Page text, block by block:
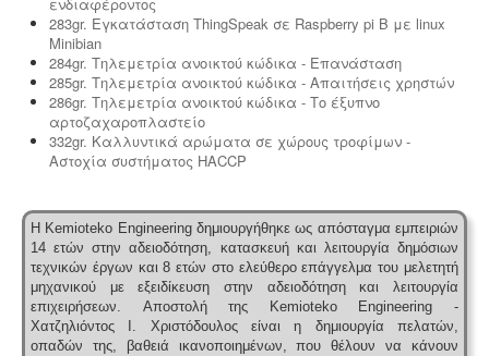
283gr. Εγκατάσταση ThingSpeak σε Raspberry pi B με linux
Minibian
284gr. Τηλεμετρία ανοικτού κώδικα - Επανάσταση
285gr. Τηλεμετρία ανοικτού κώδικα - Απαιτήσεις χρηστών
286gr. Τηλεμετρία ανοικτού κώδικα - Το έξυπνο
αρτοζαχαροπλαστείο
332gr. Καλλυντικά αρώματα σε χώρους τροφίμων -
Αστοχία συστήματος HACCP
Η Kemioteko Engineering δημιουργήθηκε ως απόσταγμα εμπειριών
14 ετών στην αδειοδότηση, κατασκευή και λειτουργία δημόσιων
τεχνικών έργων και 8 ετών στο ελεύθερο επάγγελμα του μελετητή
μηχανικού με εξειδίκευση στην αδειοδότηση και λειτουργία
επιχειρήσεων. Αποστολή της Kemioteko Engineering -
Χατζηλιόντος Ι. Χριστόδουλος είναι η δημιουργία πελατών,
οπαδών της, βαθειά ικανοποιημένων, που θέλουν να κάνουν